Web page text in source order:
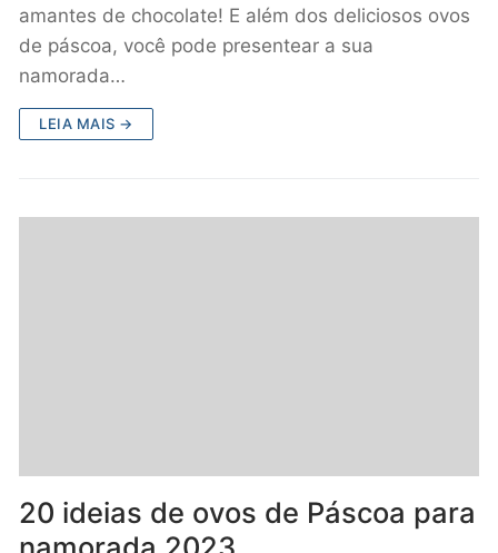
amantes de chocolate! E além dos deliciosos ovos
de páscoa, você pode presentear a sua
namorada…
LEIA MAIS →
20 ideias de ovos de Páscoa para